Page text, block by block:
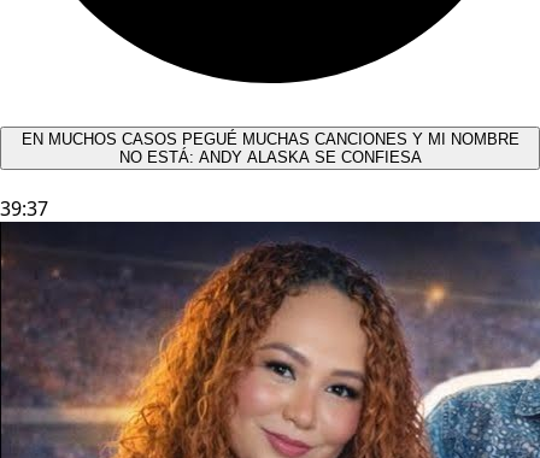
EN MUCHOS CASOS PEGUÉ MUCHAS CANCIONES Y MI NOMBRE
NO ESTÁ: ANDY ALASKA SE CONFIESA​
39:37